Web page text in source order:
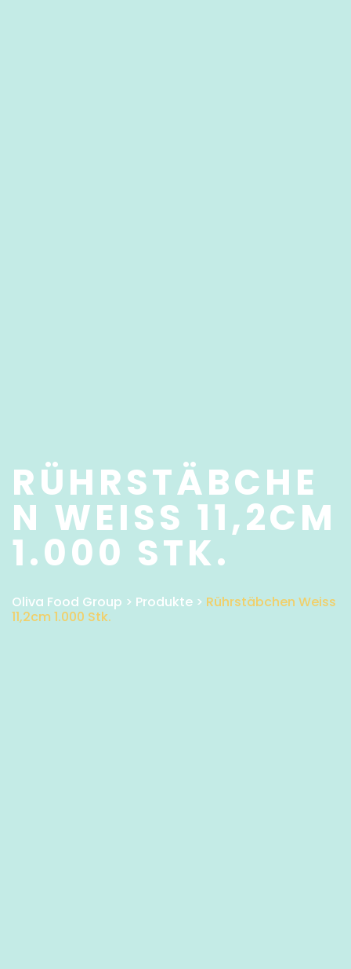
RÜHRSTÄBCHE
N WEISS 11,2CM
1.000 STK.
Oliva Food Group > Produkte > Rührstäbchen Weiss
11,2cm 1.000 Stk.